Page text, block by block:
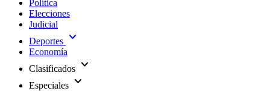
Política
Elecciones
Judicial
Deportes expand_more
Economía
Clasificados expand_more
Especiales expand_more